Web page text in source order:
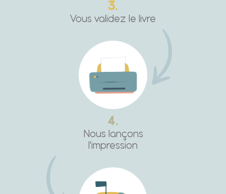
3.
Vous validez le livre
4.
Nous lançons
l'impression